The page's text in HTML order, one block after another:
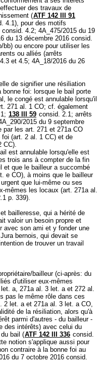
des travaux de
(ATF 142 III 91
4.1), pour des motifs
4.2; 4A_475/2015 du 19
du 13 décembre 2016 consid.
bb) ou encore pour utiliser les
ou alliés (arrêts
et 4.5; 4A_18/2016 du 26
de signifier une résiliation
foi: lorsque le bail porte
le congé est annulable lorsqu'il
271 al. 1 CO; cf. également
138 III 59 consid. 2.1; arrêts
2015 du 9 septembre
par les art. 271 et 271a CO
foi (art. 2 al. 1 CC) et de
CC).
est annulable lorsqu'elle est
trois ans à compter de la fin
et que le bailleur a succombé
. e CO), à moins que le bailleur
que lui-même ou ses
mêmes les locaux (art. 271a al.
p. 339).
bailleresse, qui a hérité de
valoir un besoin propre et
avec son ami et y fonder une
bernois, qui devait se
de trouver un travail
bailleur (ci-après: du
d'utiliser eux-mêmes
a, 271a al. 3 let. a et 272 al.
pas le même rôle dans ces
2 let. a et 271a al. 3 let. a CO,
de la résiliation, alors qu'à
parmi d'autres - du bailleur -
des intérêts) avec celui du
bail (ATF 142 III 336 consid.
notion s'applique aussi pour
contraire à la bonne foi au
du 7 octobre 2016 consid.